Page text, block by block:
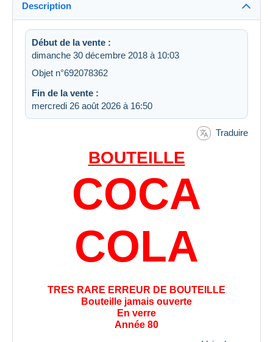
Description
Début de la vente :
dimanche 30 décembre 2018 à 10:03
Objet n°692078362
Fin de la vente :
mercredi 26 août 2026 à 16:50
Traduire
BOUTEILLE
COCA
COLA
TRES RARE ERREUR DE BOUTEILLE
Bouteille jamais ouverte
En verre
Année 80